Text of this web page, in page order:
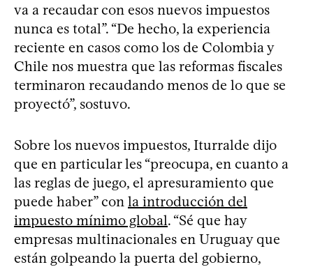
va a recaudar con esos nuevos impuestos
nunca es total”. “De hecho, la experiencia
reciente en casos como los de Colombia y
Chile nos muestra que las reformas fiscales
terminaron recaudando menos de lo que se
proyectó”, sostuvo.
Sobre los nuevos impuestos, Iturralde dijo
que en particular les “preocupa, en cuanto a
las reglas de juego, el apresuramiento que
puede haber” con la introducción del
impuesto mínimo global. “Sé que hay
empresas multinacionales en Uruguay que
están golpeando la puerta del gobierno,